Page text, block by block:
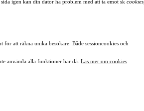
igen kan din dator ha problem med att ta emot sk cookies
att räkna unika besökare. Både sessioncookies och
använda alla funktioner här då. Läs mer om cookies